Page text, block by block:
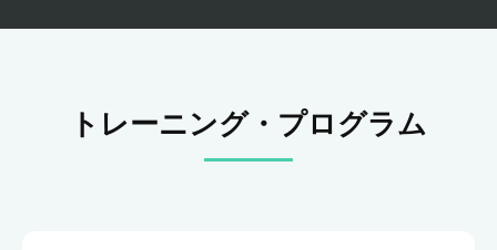
トレーニング・プログラム